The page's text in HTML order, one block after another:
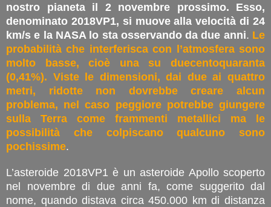
nostro pianeta il 2 novembre prossimo. Esso,
denominato 2018VP1, si muove alla velocità di 24
km/s e la NASA lo sta osservando da due anni. Le
probabilità che interferisca con l’atmosfera sono
molto basse, cioè una su duecentoquaranta
(0,41%). Viste le dimensioni, dai due ai quattro
metri, ridotte non dovrebbe creare alcun
problema, nel caso peggiore potrebbe giungere
sulla Terra come frammenti metallici ma le
possibilità che colpiscano qualcuno sono
pochissime.
L’asteroide 2018VP1 è un asteroide Apollo scoperto
nel novembre di due anni fa, come suggerito dal
nome, quando distava circa 450.000 km di distanza